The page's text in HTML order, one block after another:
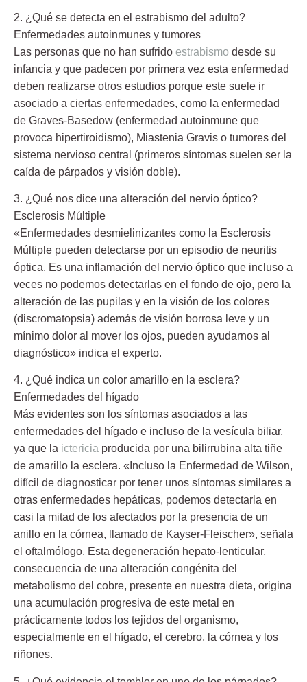
2. ¿Qué se detecta en el estrabismo del adulto?
Enfermedades autoinmunes y tumores
Las personas que no han sufrido estrabismo desde su
infancia y que padecen por primera vez esta enfermedad
deben realizarse otros estudios porque este suele ir
asociado a ciertas enfermedades, como la enfermedad
de Graves-Basedow (enfermedad autoinmune que
provoca hipertiroidismo), Miastenia Gravis o tumores del
sistema nervioso central (primeros síntomas suelen ser la
caída de párpados y visión doble).
3. ¿Qué nos dice una alteración del nervio óptico?
Esclerosis Múltiple
«Enfermedades desmielinizantes como la Esclerosis
Múltiple pueden detectarse por un episodio de neuritis
óptica. Es una inflamación del nervio óptico que incluso a
veces no podemos detectarlas en el fondo de ojo, pero la
alteración de las pupilas y en la visión de los colores
(discromatopsia) además de visión borrosa leve y un
mínimo dolor al mover los ojos, pueden ayudarnos al
diagnóstico» indica el experto.
4. ¿Qué indica un color amarillo en la esclera?
Enfermedades del hígado
Más evidentes son los síntomas asociados a las
enfermedades del hígado e incluso de la vesícula biliar,
ya que la ictericia producida por una bilirrubina alta tiñe
de amarillo la esclera. «Incluso la Enfermedad de Wilson,
difícil de diagnosticar por tener unos síntomas similares a
otras enfermedades hepáticas, podemos detectarla en
casi la mitad de los afectados por la presencia de un
anillo en la córnea, llamado de Kayser-Fleischer», señala
el oftalmólogo. Esta degeneración hepato-lenticular,
consecuencia de una alteración congénita del
metabolismo del cobre, presente en nuestra dieta, origina
una acumulación progresiva de este metal en
prácticamente todos los tejidos del organismo,
especialmente en el hígado, el cerebro, la córnea y los
riñones.